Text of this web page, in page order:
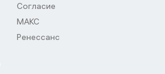
Согласие
МАКС
Ренессанс